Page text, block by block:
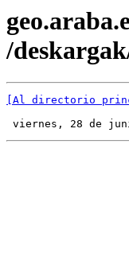
/
[Al directorio
viernes, 28 de